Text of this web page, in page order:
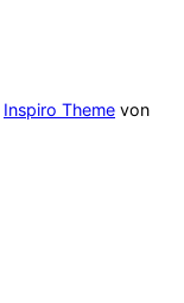
Inspiro Theme von